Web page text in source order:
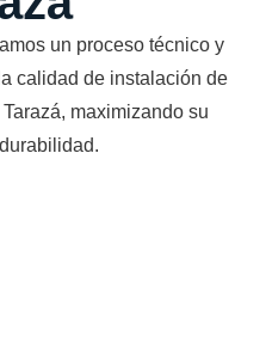
un proceso técnico y
calidad de instalación de
maximizando su